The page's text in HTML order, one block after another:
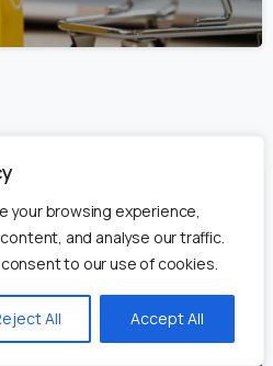
your browsing experience,
and analyse our traffic.
consent to our use of cookies.
All Accept All